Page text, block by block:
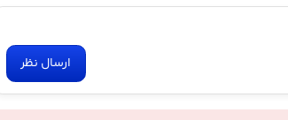
ارسال نظر